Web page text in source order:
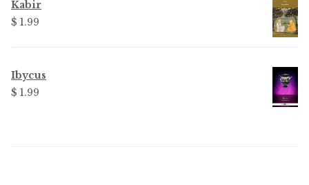
Kabir
$ 1.99
Ibycus
$ 1.99